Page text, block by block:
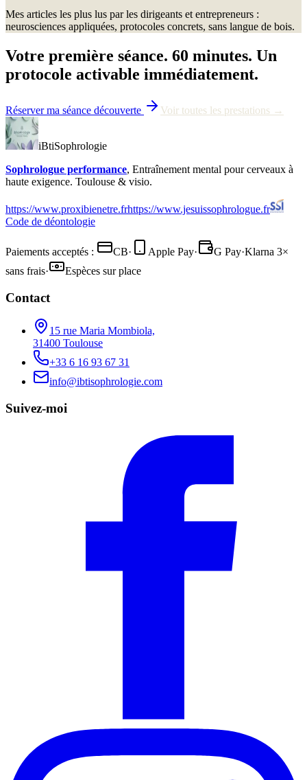
Mes articles les plus lus par les dirigeants et entrepreneurs :
neurosciences appliquées, protocoles concrets, sans langue de bois.
Votre première séance. 60 minutes. Un
protocole activable immédiatement.
Réserver ma séance découverte Voir toutes les prestations →
iBtiSophrologie
Sophrologue performance, Entraînement mental pour cerveaux à
haute exigence. Toulouse & visio.
https://www.proxibienetre.frhttps://www.jesuissophrologue.fr
Code de déontologie
Paiements acceptés : CB· Apple Pay· G Pay·Klarna 3×
sans frais· Espèces sur place
Contact
15 rue Maria Mombiola,
31400 Toulouse
+33 6 16 93 67 31
info@ibtisophrologie.com
Suivez-moi